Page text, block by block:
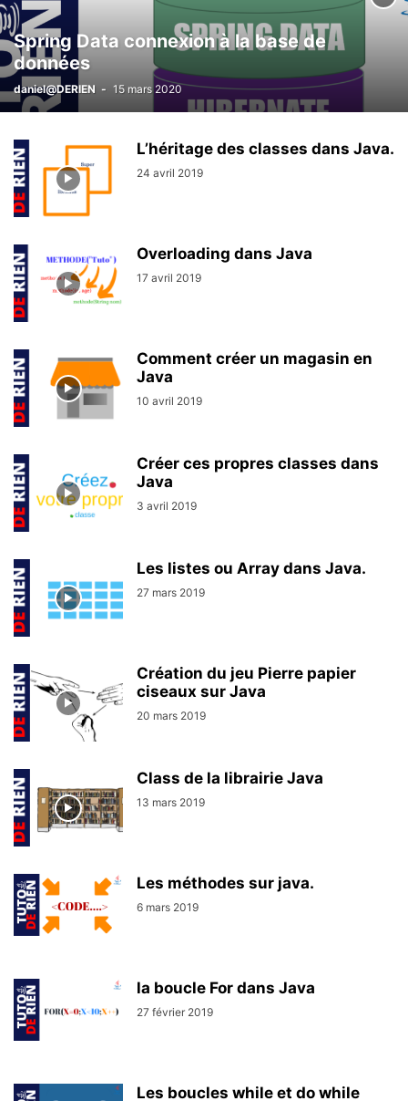
Spring Data connexion à la base de
données
daniel@DERIEN - 15 mars 2020
L’héritage des classes dans Java.
24 avril 2019
Overloading dans Java
17 avril 2019
Comment créer un magasin en
Java
10 avril 2019
Créer ces propres classes dans
Java
3 avril 2019
Les listes ou Array dans Java.
27 mars 2019
Création du jeu Pierre papier
ciseaux sur Java
20 mars 2019
Class de la librairie Java
13 mars 2019
Les méthodes sur java.
6 mars 2019
la boucle For dans Java
27 février 2019
Les boucles while et do while